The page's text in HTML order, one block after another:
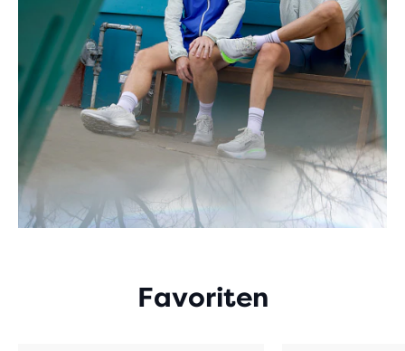
Favoriten